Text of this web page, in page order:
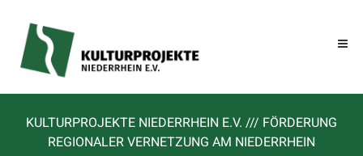
KULTURPROJEKTE NIEDERRHEIN E.V. /// FÖRDERUNG
REGIONALER VERNETZUNG AM NIEDERRHEIN